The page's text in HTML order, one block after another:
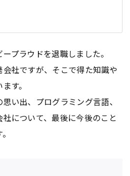
プラウドを退職しました。
社ですが、そこで得た知識や
す。
い出、プログラミング言語、
について、最後に今後のこと